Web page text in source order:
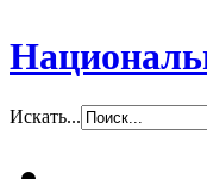
Искать...